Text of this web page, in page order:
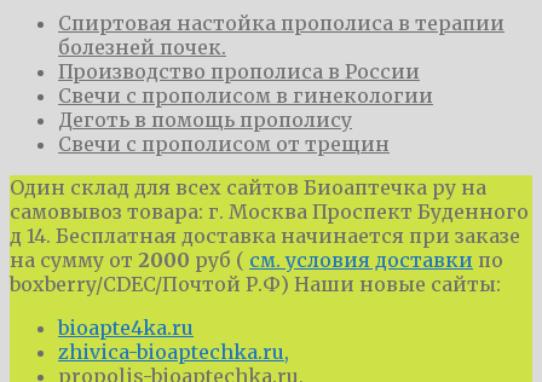
​Спиртовая настойка прополиса в терапии
болезней почек.
Производство прополиса в России
Свечи с прополисом в гинекологии
Деготь в помощь прополису
​Свечи с прополисом от трещин
Один склад для всех сайтов Биоаптечка ру на
самовывоз товара: г. Москва Проспект Буденного
д 14. Бесплатная доставка начинается при заказе
на сумму от 2000 руб ( см. условия доставки по
boxberry/CDEC/Почтой Р.Ф) Наши новые сайты:
bioapte4ka.ru
zhivica-bioaptechka.ru,
propolis-bioaptechka.ru,